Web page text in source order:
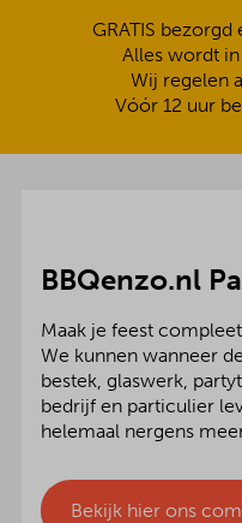
GRATIS
Alles wordt
Wij regelen
Vóór 12 uur
BBQenzo.nl
Maak je feest
We kunnen wanneer
bestek, glaswerk,
bedrijf en particulier
helemaal nergens
Bekijk hier ons